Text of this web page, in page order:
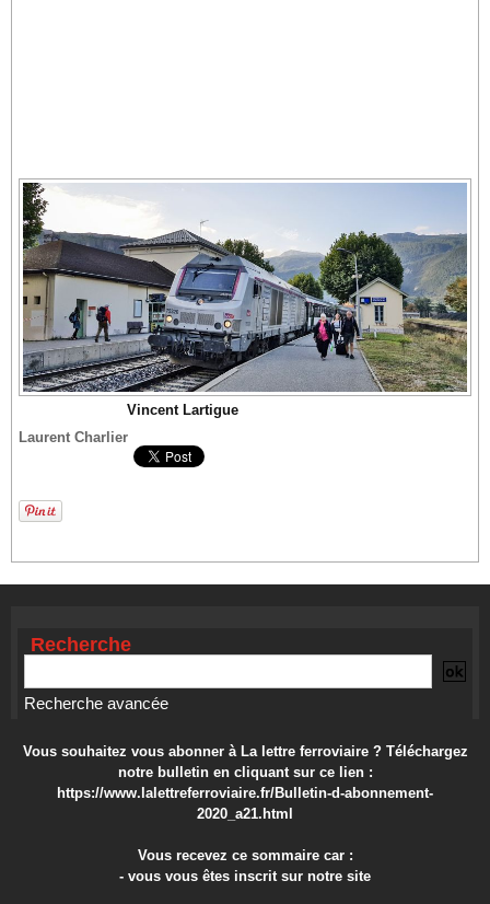
Vincent Lartigue
Laurent Charlier
Recherche
Recherche avancée
Vous souhaitez vous abonner à La lettre ferroviaire ? Téléchargez
notre bulletin en cliquant sur ce lien :
https://www.lalettreferroviaire.fr/Bulletin-d-abonnement-
2020_a21.html
Vous recevez ce sommaire car :
- vous vous êtes inscrit sur notre site